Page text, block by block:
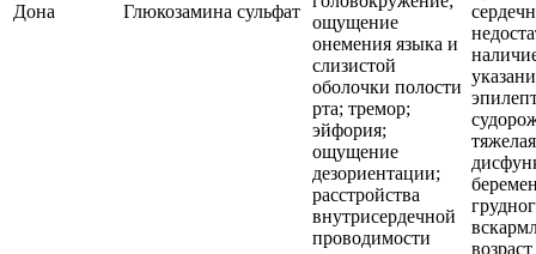
Дона Глюкозамина сульфат
ощущение
онемения языка и
слизистой
оболочки полости
рта; тремор;
эйфория;
ощущение
дезориентации;
расстройства
внутрисердечной
проводимости